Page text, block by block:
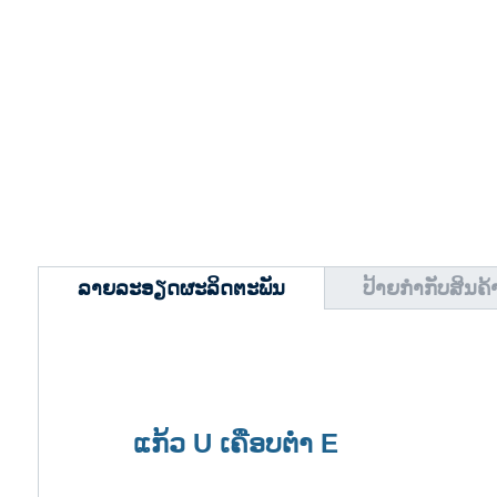
ລາຍລະອຽດຜະລິດຕະພັນ ປ້າຍກຳກັບສິນຄ້
ແກ້ວ U ເຄືອບຕ່ໍາ E